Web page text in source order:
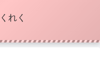
れく